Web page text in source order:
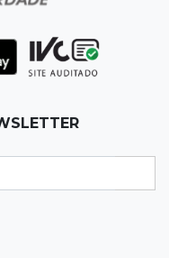
por 2 a 0 e sobe